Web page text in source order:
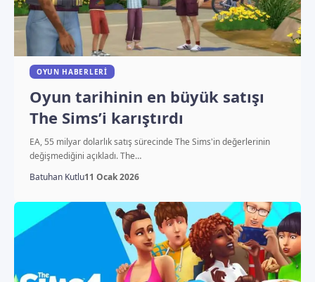
OYUN HABERLERI
Oyun tarihinin en büyük satışı
The Sims’i karıştırdı
EA, 55 milyar dolarlık satış sürecinde The Sims'in değerlerinin
değişmediğini açıkladı. The…
Batuhan Kutlu11 Ocak 2026